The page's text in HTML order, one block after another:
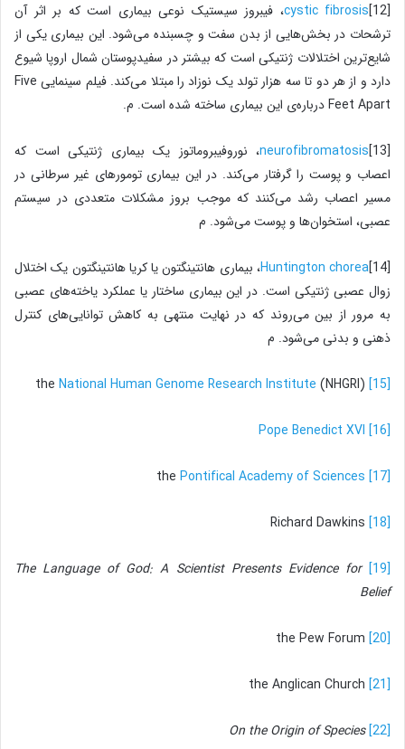
cystic fibrosis[12]، فیبروز سیستیک نوعی بیماری است که بر اثر آن
ترشحات در بخش‌هایی از بدن سفت و چسبنده می‌شود. این بیماری یکی از
شایع‌ترین اختلالات ژنتیکی است که بیشتر در سفیدپوستان شمال اروپا شیوع
دارد و از هر دو تا سه هزار تولد یک نوزاد را مبتلا می‌کند. فیلم سینمایی Five
Feet Apart درباره‌ی این بیماری ساخته شده است. م.
neurofibromatosis[13]، نوروفیبروماتوز یک بیماری ژنتیکی است که
اعصاب و پوست را گرفتار می‌کند. در این بیماری تومورهای غیر سرطانی در
مسیر اعصاب رشد می‌کنند که موجب بروز مشکلات متعددی در سیستم
عصبی، استخوان‌ها و پوست می‌شود. م
Huntington chorea[14]، بیماری هانتینگتون یا کریا هانتینگتون یک اختلال
زوال عصبی ژنتیکی است. در این بیماری ساختار یا عملکرد یاخته‌های عصبی
به مرور از بین می‌روند که در نهایت منتهی به کاهش توانایی‌های کنترل
ذهنی و بدنی می‌شود. م
[15]
National Human Genome Research Institute (NHGRI)
[16]
Pope Benedict XVI
[17]
Pontifical Academy of Sciences
[18]
[19]
The Language of God: A Scientist Presents Evidence for
Belief
[20]
[21]
[22]
On the Origin of Species